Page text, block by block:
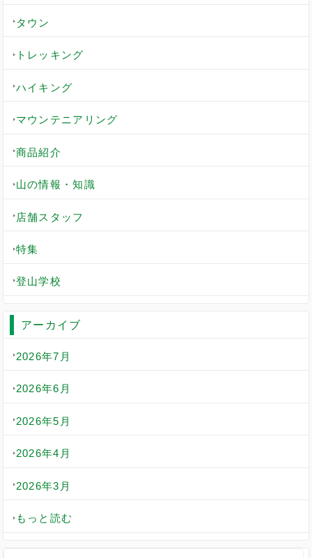
タウン
トレッキング
ハイキング
マウンテニアリング
商品紹介
山の情報・知識
店舗スタッフ
特集
登山学校
アーカイブ
2026年7月
2026年6月
2026年5月
2026年4月
2026年3月
もっと読む